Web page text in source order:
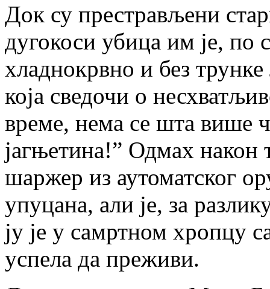
Док су престрављени
дугокоси убица им је,
хладнокрвно и без
која сведочи о
време, нема се шта више
јагњетина!” Одмах након
шаржер из аутоматског
упуцана, али је, за
ју је у самртном хропцу
успела да преживи.